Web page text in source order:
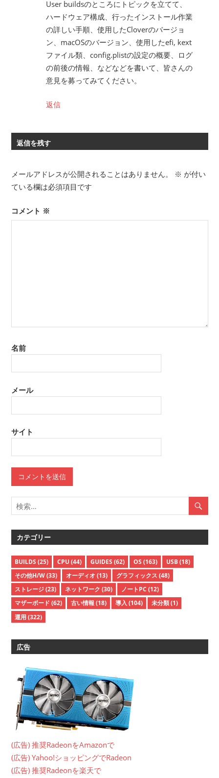
User buildsのところにトピックを立てて、
ハードウェア構成、行ったインストール作業
の詳しい手順、使用したCloverのバージョ
ン、macOSのバージョン、使用したefi, kext
ファイル類、config.plistの設定の概要、ログ
の前後の情報、などなどを書いて、皆さんの
意見を募ってみてください。
返信
返信を残す
メールアドレスが公開されることはありません。 ※ が付い
ている欄は必須項目です
コメント ※
名前
メール
サイト
カテゴリー
BUILDS (25) CPU (44) GUIDES (62) OS (163) USB(18)
その他H/W(33) オーディオ (13) グラフィックス (48)
ストレージ(23) ネットワーク (30) ノートPC (12)
マザーボード (62) 古い情報 (18) 導入 (104) 未分類(1)
運用(322)
広告
(広告) 推奨RadeonをAmazonで
(広告) Yahoo!ショッピングでRadeon
(広告) 推奨Radeonを楽天で